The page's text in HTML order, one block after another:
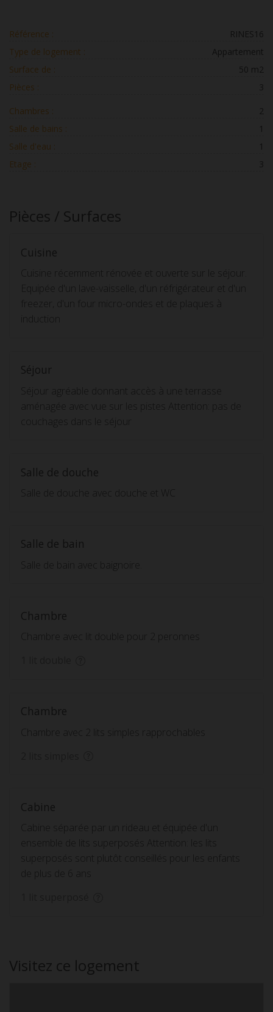
Référence :
RINES16
Type de logement :
Appartement
Surface de :
50 m2
Pièces :
3
Chambres :
2
Salle de bains :
1
Salle d'eau :
1
Etage :
3
Pièces / Surfaces
Cuisine
Cuisine récemment rénovée et ouverte sur le séjour.
Equipée d'un lave-vaisselle, d'un réfrigérateur et d'un
freezer, d'un four micro-ondes et de plaques à
induction
Séjour
Séjour agréable donnant accès à une terrasse
aménagée avec vue sur les pistes Attention: pas de
couchages dans le séjour
Salle de douche
Salle de douche avec douche et WC
Salle de bain
Salle de bain avec baignoire.
Chambre
Chambre avec lit double pour 2 peronnes
Chambre
Chambre avec 2 lits simples rapprochables
Cabine
Cabine séparée par un rideau et équipée d'un
ensemble de lits superposés Attention: les lits
superposés sont plutôt conseillés pour les enfants
Visitez ce logement